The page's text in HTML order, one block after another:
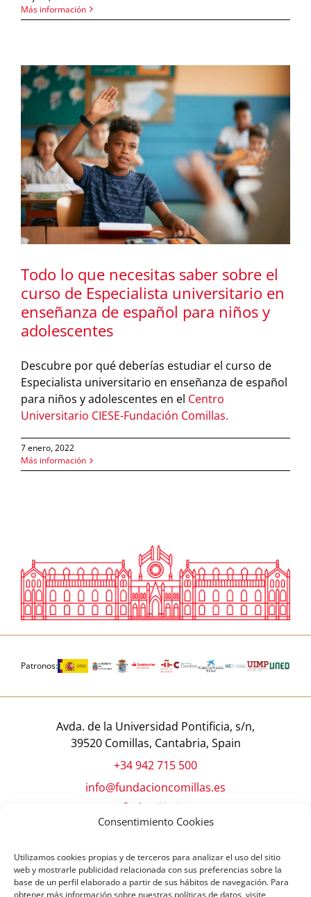
Consentimiento Cookies
Utilizamos cookies propias y de terceros para analizar el uso del sitio
web y mostrarle publicidad relacionada con sus preferencias sobre la
base de un perfil elaborado a partir de sus hábitos de navegación. Para
obtener más información sobre nuestras políticas de datos, visite
Más información
Todo lo que necesitas saber sobre el
curso de Especialista universitario en
enseñanza de español para niños y
adolescentes
Descubre por qué deberías estudiar el curso de
Especialista universitario en enseñanza de español
para niños y adolescentes en el Centro
Universitario CIESE-Fundación Comillas.
7 enero, 2022
Más información
Patronos:
Avda. de la Universidad Pontificia, s/n,
39520 Comillas, Cantabria, Spain
+34 942 715 500
info@fundacioncomillas.es